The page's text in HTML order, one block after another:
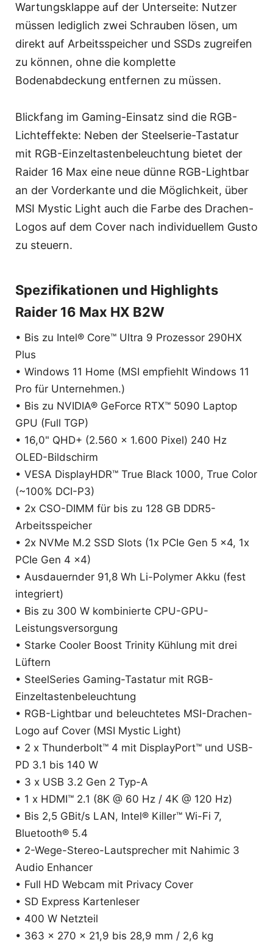
Wartungsklappe auf der Unterseite: Nutzer
müssen lediglich zwei Schrauben lösen, um
direkt auf Arbeitsspeicher und SSDs zugreifen
zu können, ohne die komplette
Bodenabdeckung entfernen zu müssen.
Blickfang im Gaming-Einsatz sind die RGB-
Lichteffekte: Neben der Steelserie-Tastatur
mit RGB-Einzeltastenbeleuchtung bietet der
Raider 16 Max eine neue dünne RGB-Lightbar
an der Vorderkante und die Möglichkeit, über
MSI Mystic Light auch die Farbe des Drachen-
Logos auf dem Cover nach individuellem Gusto
zu steuern.
Spezifikationen und Highlights
Raider 16 Max HX B2W
• Bis zu Intel® Core™ Ultra 9 Prozessor 290HX
Plus
• Windows 11 Home (MSI empfiehlt Windows 11
Pro für Unternehmen.)
• Bis zu NVIDIA® GeForce RTX™ 5090 Laptop
GPU (Full TGP)
• 16,0" QHD+ (2.560 x 1.600 Pixel) 240 Hz
OLED-Bildschirm
• VESA DisplayHDR™ True Black 1000, True Color
(~100% DCI-P3)
• 2x CSO-DIMM für bis zu 128 GB DDR5-
Arbeitsspeicher
• 2x NVMe M.2 SSD Slots (1x PCIe Gen 5 x4, 1x
PCIe Gen 4 x4)
• Ausdauernder 91,8 Wh Li-Polymer Akku (fest
integriert)
• Bis zu 300 W kombinierte CPU-GPU-
Leistungsversorgung
• Starke Cooler Boost Trinity Kühlung mit drei
Lüftern
• SteelSeries Gaming-Tastatur mit RGB-
Einzeltastenbeleuchtung
• RGB-Lightbar und beleuchtetes MSI-Drachen-
Logo auf Cover (MSI Mystic Light)
• 2 x Thunderbolt™ 4 mit DisplayPort™ und USB-
PD 3.1 bis 140 W
• 3 x USB 3.2 Gen 2 Typ-A
• 1 x HDMI™ 2.1 (8K @ 60 Hz / 4K @ 120 Hz)
• Bis 2,5 GBit/s LAN, Intel® Killer™ Wi-Fi 7,
Bluetooth® 5.4
• 2-Wege-Stereo-Lautsprecher mit Nahimic 3
Audio Enhancer
• Full HD Webcam mit Privacy Cover
• SD Express Kartenleser
• 400 W Netzteil
• 363 x 270 x 21,9 bis 28,9 mm / 2,6 kg